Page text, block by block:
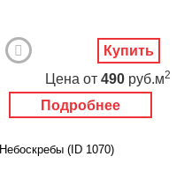
Подробнее
Цена от 490 руб.м2
Купить
Небоскребы (ID 1070)